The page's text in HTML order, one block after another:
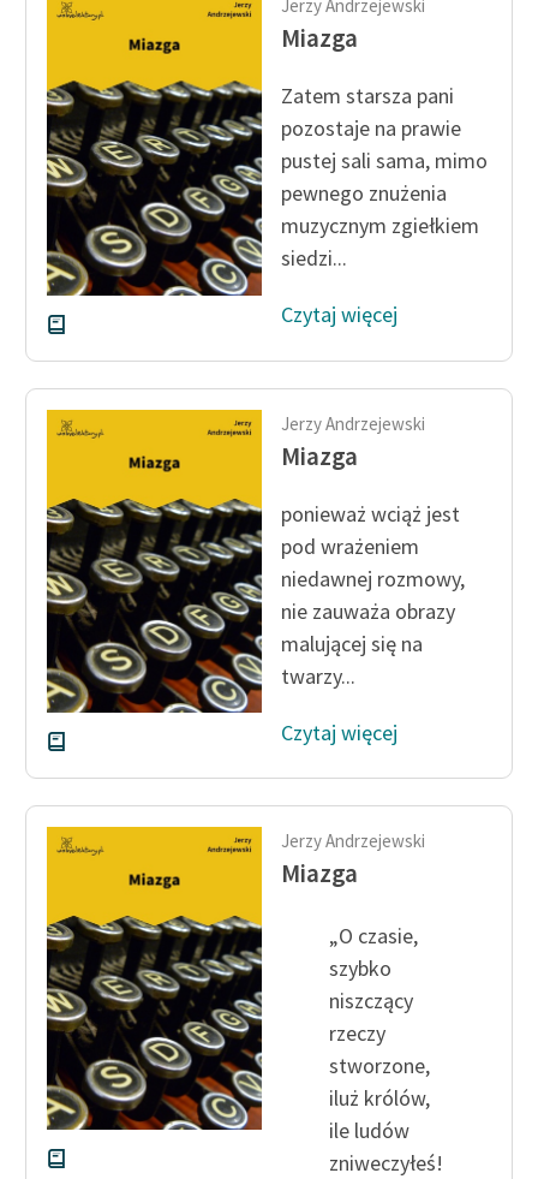
Jerzy Andrzejewski
Miazga
Zatem starsza pani
pozostaje na prawie
pustej sali sama, mimo
pewnego znużenia
muzycznym zgiełkiem
siedzi...
Czytaj więcej
Jerzy Andrzejewski
Miazga
ponie­waż wciąż jest
pod wrażeniem
niedawnej rozmowy,
nie zauważa obrazy
malującej się na
twarzy...
Czytaj więcej
Jerzy Andrzejewski
Miazga
„O czasie,
szybko
niszczący
rzeczy
stworzone,
iluż królów,
ile ludów
zniweczyłeś!